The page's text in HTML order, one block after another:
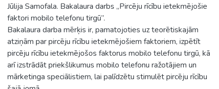
Jūlija Samofala. Bakalaura darbs „Pircēju rīcību ietekmējošie
faktori mobilo telefonu tirgū”.
Bakalaura darba mērķis ir, pamatojoties uz teorētiskajām
atziņām par pircēju rīcību ietekmējošiem faktoriem, izpētīt
pircēju rīcību ietekmējošos faktorus mobilo telefonu tirgū, kā
arī izstrādāt priekšlikumus mobilo telefonu ražotājiem un
mārketinga speciālistiem, lai palīdzētu stimulēt pircēju rīcību